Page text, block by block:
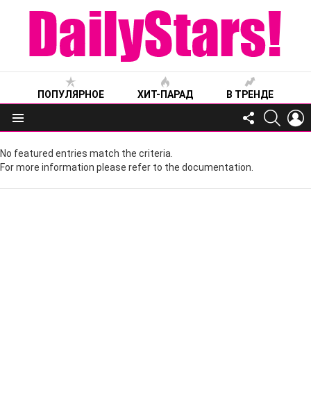
ПОПУЛЯРНОЕ ХИТ-ПАРАД В ТРЕНДЕ
Меню
FOLLOW
US
No featured entries match the criteria.
For more information please refer to the documentation.